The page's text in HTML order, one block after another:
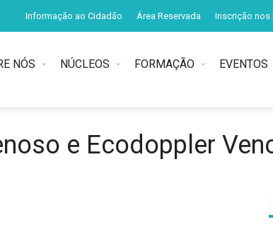
Informação ao Cidadão Área Reservada Inscrição nos
NÓS NÚCLEOS FORMAÇÃO EVENTOS
e Ecodoppler